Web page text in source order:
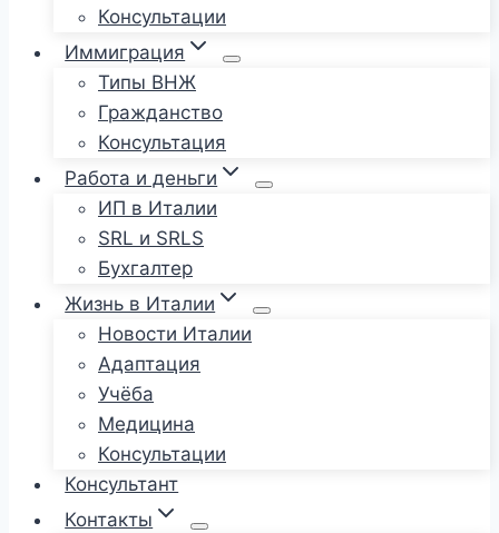
Консультации
Иммиграция
Типы ВНЖ
Гражданство
Консультация
Работа и деньги
ИП в Италии
SRL и SRLS
Бухгалтер
Жизнь в Италии
Новости Италии
Адаптация
Учёба
Медицина
Консультации
Консультант
Контакты